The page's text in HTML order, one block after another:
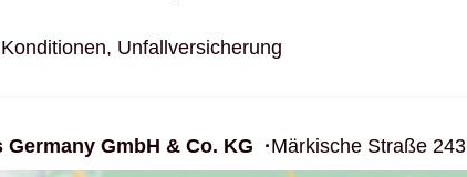
Unfallversicherung
GmbH & Co. KG Märkische Straße 243